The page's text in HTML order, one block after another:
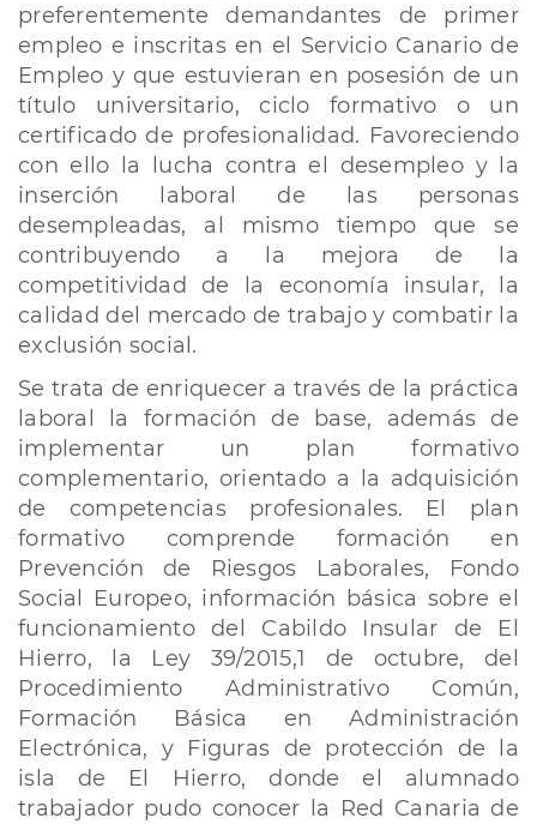
preferentemente demandantes de primer
empleo e inscritas en el Servicio Canario de
Empleo y que estuvieran en posesión de un
título universitario, ciclo formativo o un
certificado de profesionalidad. Favoreciendo
con ello la lucha contra el desempleo y la
inserción laboral de las personas
desempleadas, al mismo tiempo que se
contribuyendo a la mejora de la
competitividad de la economía insular, la
calidad del mercado de trabajo y combatir la
exclusión social.
​Se trata de enriquecer a través de la práctica
laboral la formación de base, además de
implementar un plan formativo
complementario, orientado a la adquisición
de competencias profesionales. El plan
formativo comprende formación en
Prevención de Riesgos Laborales, Fondo
Social Europeo, información básica sobre el
funcionamiento del Cabildo Insular de El
Hierro, la Ley 39/2015,1 de octubre, del
Procedimiento Administrativo Común,
Formación Básica en Administración
Electrónica, y Figuras de protección de la
isla de El Hierro, donde el alumnado
trabajador pudo conocer la Red Canaria de